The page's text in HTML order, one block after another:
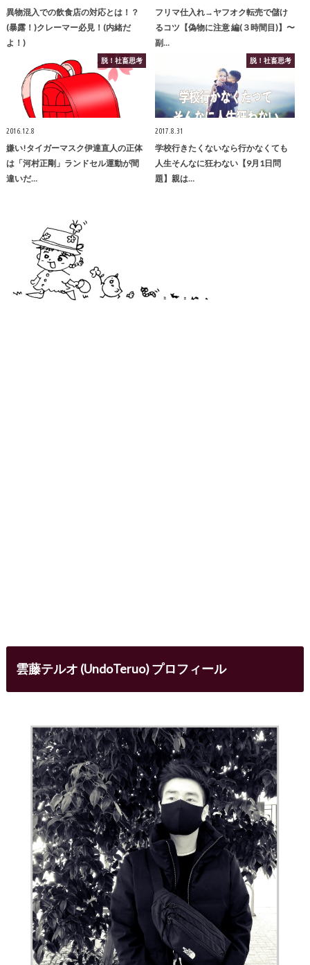
異物混入での飲食店の対応とは！？
(暴露！)クレーマー必見！(内緒だ
よ！)
フリマ仕入れ→ヤフオク転売で儲け
るコツ【偽物に注意 編(３時間目)】〜
副…
脱！社畜思考
2016.12.8
嫌い!タイガーマスク伊達直人の正体
は「河村正剛」ランドセル運動が間
違いだ…
脱！社畜思考
2017.8.31
学校行きたくないなら行かなくても
人生そんなに狂わない【9月1日問
題】親は…
雲藤テルオ (UndoTeruo) プロフィール